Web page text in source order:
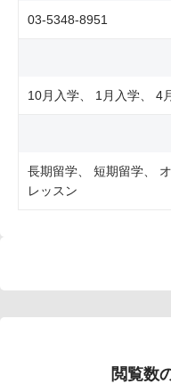
03-5348-8951
10月入学 1月入学 4
長期留学 短期留学
レッスン
閲覧数